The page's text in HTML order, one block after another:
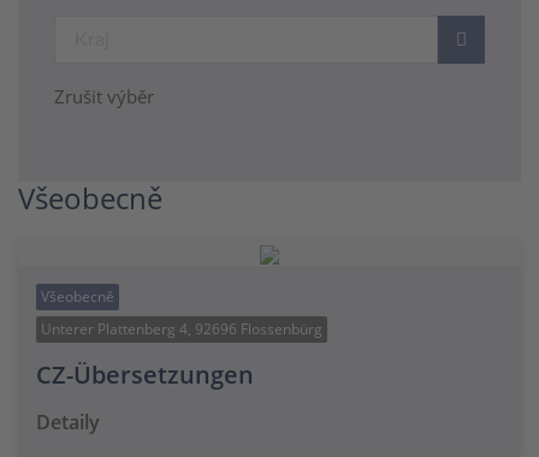
Zrušit výběr
Všeobecně
Všeobecně
Unterer Plattenberg 4, 92696 Flossenbürg
CZ-Übersetzungen
Detaily